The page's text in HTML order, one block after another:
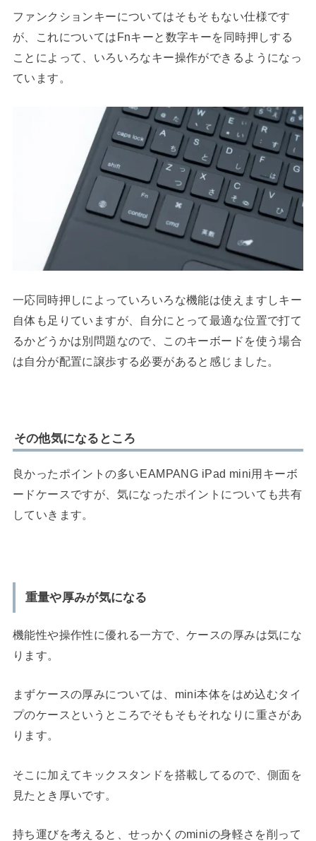
ファンクションキーについてはそもそもない仕様です
が、これについてはFnキーと数字キーを同時押しする
ことによって、いろいろなキー操作ができるようになっ
ています。
一応同時押しによっていろいろな機能は使えますしキー
自体も足りていますが、自分にとって最適な位置で打て
るかどうかは別問題なので、このキーボードを使う場合
は自分が配置に譲歩する必要があると感じました。
その他気になるところ
良かったポイントの多いEAMPANG iPad mini用キーボ
ードケースですが、気になったポイントについても共有
していきます。
重量や厚みが気になる
機能性や操作性に優れる一方で、ケースの厚みは気にな
ります。
まずケースの厚みについては、mini本体をはめ込むタイ
プのケースというところでそもそもそれなりに重さがあ
ります。
そこに加えてキックスタンドを搭載してるので、側面を
見たとき厚いです。
持ち運びを考えると、せっかくのminiの身軽さを削って